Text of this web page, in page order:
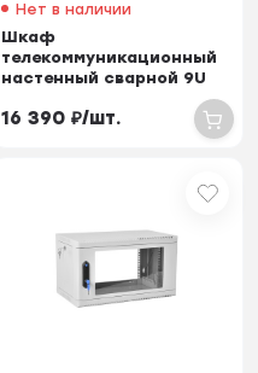
Нет в наличии
Шкаф
телекоммуникационный
настенный сварной 9U
стенки, дв...
16 390 ₽/шт.